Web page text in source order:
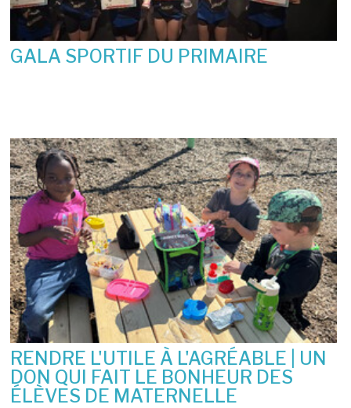
GALA SPORTIF DU PRIMAIRE
RENDRE L'UTILE À L'AGRÉABLE | UN
DON QUI FAIT LE BONHEUR DES
ÉLÈVES DE MATERNELLE